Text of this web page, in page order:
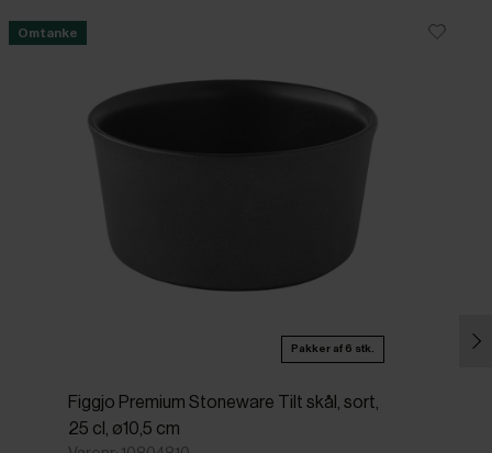
Omtanke
Pakker af 6 stk.
Figgjo Premium Stoneware Tilt skål, sort,
25 cl, ø10,5 cm